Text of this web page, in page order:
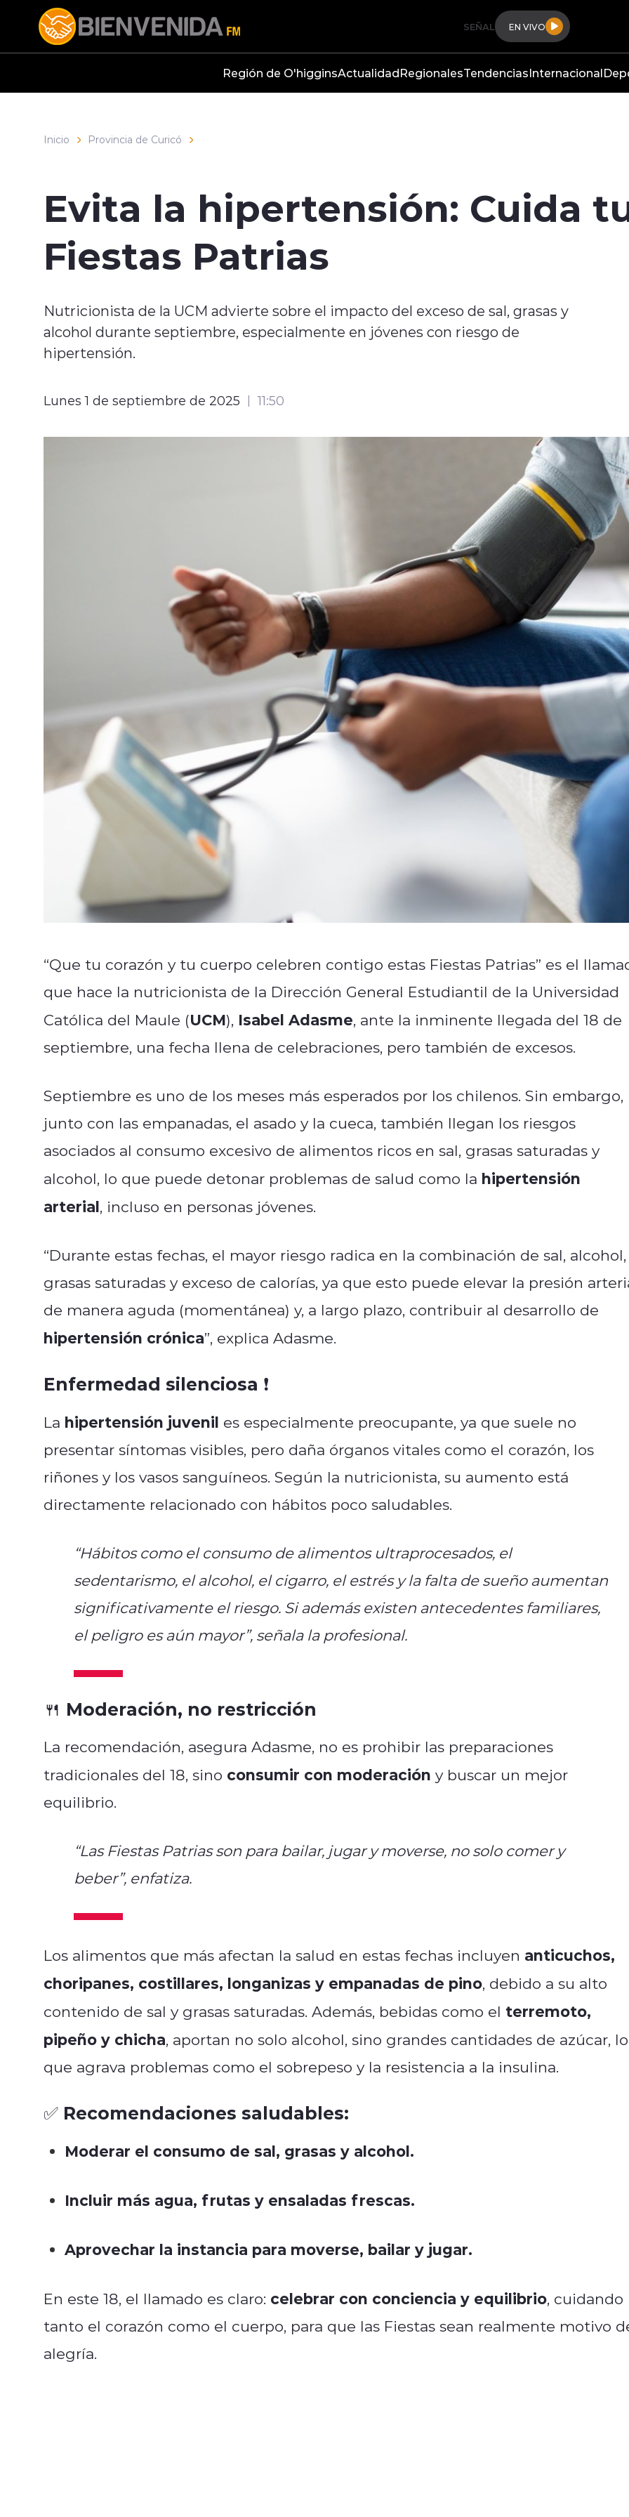
Click acá para ir directamente al contenido
SEÑAL EN VIVO
Región de O'higginsActualidadRegionalesTendenciasInternacional
Inicio Provincia de Curicó
Evita la hipertensión: Cuida
Fiestas Patrias
Nutricionista de la UCM advierte sobre el impacto del exceso de sal, grasas y
alcohol durante septiembre, especialmente en jóvenes con riesgo de
hipertensión.
Lunes 1 de septiembre de 2025 11:50
“Que tu corazón y tu cuerpo celebren contigo estas Fiestas Patrias” es el
que hace la nutricionista de la Dirección General Estudiantil de la Universidad
Católica del Maule (UCM), Isabel Adasme, ante la inminente llegada del 18 de
septiembre, una fecha llena de celebraciones, pero también de excesos.
Septiembre es uno de los meses más esperados por los chilenos. Sin embargo,
junto con las empanadas, el asado y la cueca, también llegan los riesgos
asociados al consumo excesivo de alimentos ricos en sal, grasas saturadas y
alcohol, lo que puede detonar problemas de salud como la hipertensión
arterial, incluso en personas jóvenes.
“Durante estas fechas, el mayor riesgo radica en la combinación de sal, alcohol,
grasas saturadas y exceso de calorías, ya que esto puede elevar la presión
de manera aguda (momentánea) y, a largo plazo, contribuir al desarrollo de
hipertensión crónica”, explica Adasme.
Enfermedad silenciosa ❗
La hipertensión juvenil es especialmente preocupante, ya que suele no
presentar síntomas visibles, pero daña órganos vitales como el corazón, los
riñones y los vasos sanguíneos. Según la nutricionista, su aumento está
directamente relacionado con hábitos poco saludables.
“Hábitos como el consumo de alimentos ultraprocesados, el
sedentarismo, el alcohol, el cigarro, el estrés y la falta de sueño aumentan
significativamente el riesgo. Si además existen antecedentes familiares,
el peligro es aún mayor”, señala la profesional.
🍴 Moderación, no restricción
La recomendación, asegura Adasme, no es prohibir las preparaciones
tradicionales del 18, sino consumir con moderación y buscar un mejor
equilibrio.
“Las Fiestas Patrias son para bailar, jugar y moverse, no solo comer y
beber”, enfatiza.
Los alimentos que más afectan la salud en estas fechas incluyen anticuchos,
choripanes, costillares, longanizas y empanadas de pino, debido a su alto
contenido de sal y grasas saturadas. Además, bebidas como el terremoto,
pipeño y chicha, aportan no solo alcohol, sino grandes cantidades de azúcar, lo
que agrava problemas como el sobrepeso y la resistencia a la insulina.
✅ Recomendaciones saludables:
Moderar el consumo de sal, grasas y alcohol.
Incluir más agua, frutas y ensaladas frescas.
Aprovechar la instancia para moverse, bailar y jugar.
En este 18, el llamado es claro: celebrar con conciencia y equilibrio, cuidando
tanto el corazón como el cuerpo, para que las Fiestas sean realmente motivo
alegría.